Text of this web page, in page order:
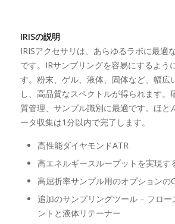
IRISの説明
IRISアクセサリは、あらゆるラボに最適
です。IRサンプリングを容易にするよう
す。粉末、ゲル、液体、固体など、幅広
し、高品質なスペクトルが得られます。
質管理、サンプル識別に最適です。ほと
ータ収集は1分以内で完了します。
高性能ダイヤモンドATR
高エネルギースループットを実現す
高屈折率サンプル用のオプションの
追加のサンプリングツール – フロー
ントと液体リテーナー